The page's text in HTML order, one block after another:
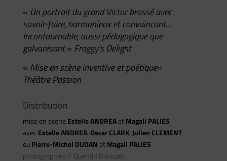
« Un portrait du grand Victor brossé avec
savoir-faire, harmonieux et convaincant…
Incontournable, aussi pédagogique que
galvanisant» Froggy’s Delight
« Mise en scène inventive et poétique«
Théâtre Passion
Distribution
mise en scèneEstelle ANDREAetMagali PALIES
avecEstelle ANDREA,Oscar CLARK,Julien CLEMENT
ouPierre-Michel DUDAN etMagali PALIES
photographies © Quentin Balouzet